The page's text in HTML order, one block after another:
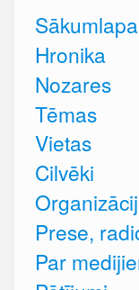
Sākumlapa
Hronika
Nozares
Tēmas
Vietas
Cilvēki
Prese,
Par